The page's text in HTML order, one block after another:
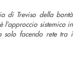
di Treviso della bontà
l’approccio sistemico in
solo facendo rete tra i